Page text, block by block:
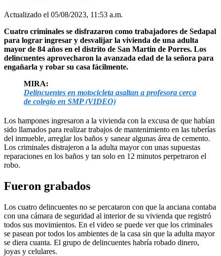
Actualizado el 05/08/2023, 11:53 a.m.
Cuatro criminales se disfrazaron como trabajadores de Sedapal
para lograr ingresar y desvalijar la vivienda de una adulta
mayor de 84 años en el distrito de San Martin de Porres. Los
delincuentes aprovecharon la avanzada edad de la señora para
engañarla y robar su casa fácilmente.
MIRA:
Delincuentes en motocicleta asaltan a profesora cerca
de colegio en SMP (VIDEO)
Los hampones ingresaron a la vivienda con la excusa de que habían
sido llamados para realizar trabajos de mantenimiento en las tuberías
del inmueble, arreglar los baños y sanear algunas área de cemento.
Los criminales distrajeron a la adulta mayor con unas supuestas
reparaciones en los baños y tan solo en 12 minutos perpetraron el
robo.
Fueron grabados
Los cuatro delincuentes no se percataron con que la anciana contaba
con una cámara de seguridad al interior de su vivienda que registró
todos sus movimientos. En el video se puede ver que los criminales
se pasean por todos los ambientes de la casa sin que la adulta mayor
se diera cuanta. El grupo de delincuentes habría robado dinero,
joyas y celulares.